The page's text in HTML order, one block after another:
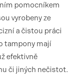
pomocníkem
vyrobeny ze
a čistou práci
tampony mají
efektivně
či jiných nečistot.